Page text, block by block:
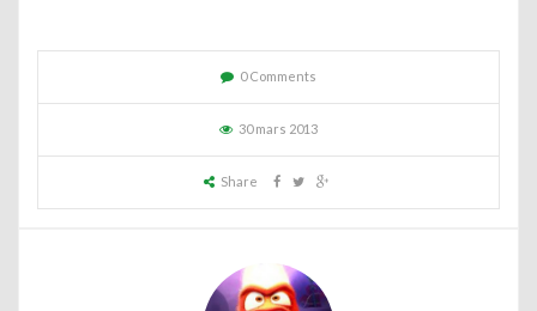
0 Comments
30 mars 2013
Share